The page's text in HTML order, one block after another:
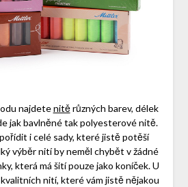
najdetenitěrůzných barev, délek
jak bavlněné tak polyesterové nitě.
i celé sady, které jistě potěší
výběr nití by neměl chybět v žádné
která má šití pouze jako koníček. U
nití, které vám jistě nějakou